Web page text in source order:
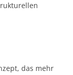
das mehr